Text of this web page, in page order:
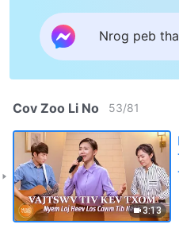
Nrog peb
Cov Zoo Li No 53/81
3:13